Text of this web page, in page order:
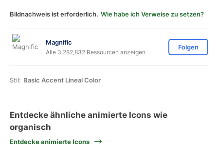
Bildnachweis ist erforderlich. Wie habe ich Verweise zu setzen?
Magnific
Alle 3,282,832 Ressourcen anzeigen
Folgen
Stil: Basic Accent Lineal Color
Entdecke ähnliche animierte Icons wie
organisch
Entdecke animierte Icons